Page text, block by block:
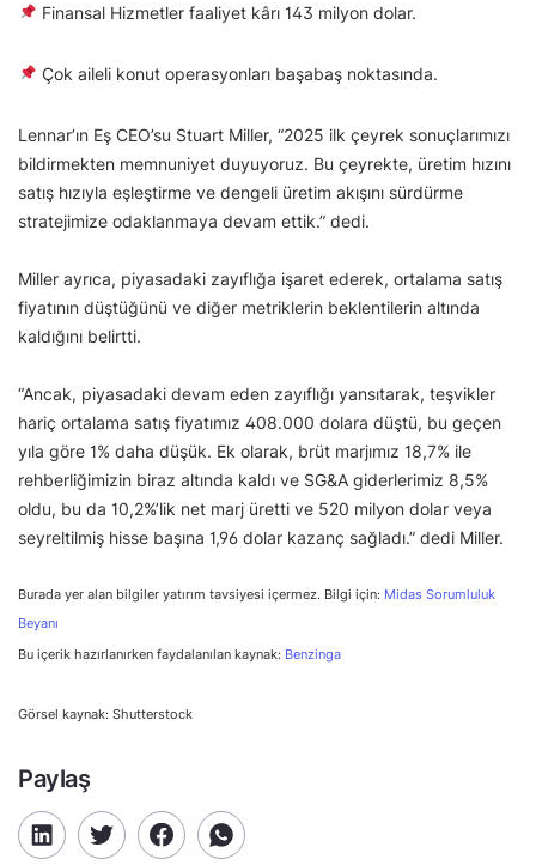
Finansal Hizmetler faaliyet kârı 143 milyon dolar.
Çok aileli konut operasyonları başabaş noktasında.
Lennar’ın Eş CEO’su Stuart Miller, “2025 ilk çeyrek sonuçlarımızı
bildirmekten memnuniyet duyuyoruz. Bu çeyrekte, üretim hızını
satış hızıyla eşleştirme ve dengeli üretim akışını sürdürme
stratejimize odaklanmaya devam ettik.” dedi.
Miller ayrıca, piyasadaki zayıflığa işaret ederek, ortalama satış
fiyatının düştüğünü ve diğer metriklerin beklentilerin altında
kaldığını belirtti.
“Ancak, piyasadaki devam eden zayıflığı yansıtarak, teşvikler
hariç ortalama satış fiyatımız 408.000 dolara düştü, bu geçen
yıla göre 1% daha düşük. Ek olarak, brüt marjımız 18,7% ile
rehberliğimizin biraz altında kaldı ve SG&A giderlerimiz 8,5%
oldu, bu da 10,2%’lik net marj üretti ve 520 milyon dolar veya
seyreltilmiş hisse başına 1,96 dolar kazanç sağladı.” dedi Miller.
Burada yer alan bilgiler yatırım tavsiyesi içermez. Bilgi için: Midas Sorumluluk
Beyanı
Bu içerik hazırlanırken faydalanılan kaynak: Benzinga
Görsel kaynak: Shutterstock
Paylaş